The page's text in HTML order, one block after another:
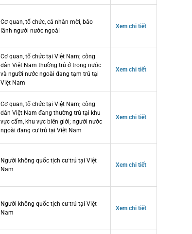
Cơ quan, tổ chức, cá nhân mời, bảo
lãnh người nước ngoài
Xem chi tiết
Cơ quan, tổ chức tại Việt Nam; công
dân Việt Nam thường trú ở trong nước
và người nước ngoài đang tạm trú tại
Việt Nam
Xem chi tiết
Cơ quan, tổ chức tại Việt Nam; công
dân Việt Nam đang thường trú tại khu
vực cấm, khu vực biên giới; người nước
ngoài đang cư trú tại Việt Nam
Xem chi tiết
Người không quốc tịch cư trú tại Việt
Nam
Xem chi tiết
Người không quốc tịch cư trú tại Việt
Nam
Xem chi tiết